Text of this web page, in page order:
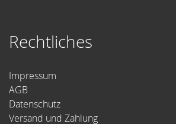
Rechtliches
Impressum
AGB
Datenschutz
Versand und Zahlung